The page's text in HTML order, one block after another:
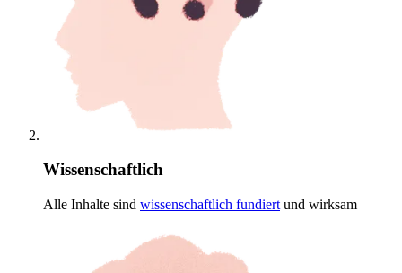
Wissenschaftlich
Alle Inhalte sind wissenschaftlich fundiert und wirksam